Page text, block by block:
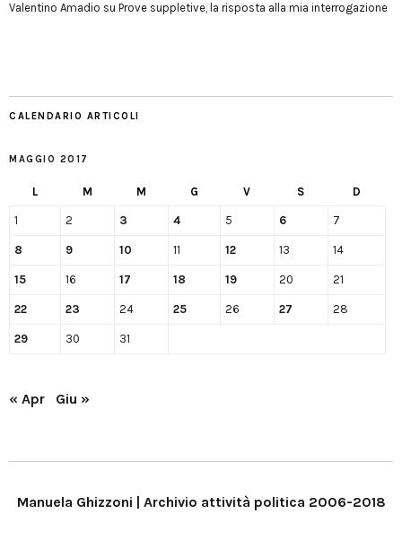
Valentino Amadio su Prove suppletive, la risposta alla mia interrogazione
CALENDARIO ARTICOLI
MAGGIO 2017
L M M G V S D
1 2 3 4 5 6 7
8 9 10 11 12 13 14
15 16 17 18 19 20 21
22 23 24 25 26 27 28
29 30 31
« Apr Giu »
Manuela Ghizzoni | Archivio attività politica 2006-2018